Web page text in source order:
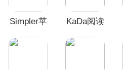
Simpler苹
KaDa阅读